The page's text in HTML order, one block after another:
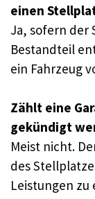
einen
Ja, sofern der
Bestandteil
ein Fahrzeug
Zählt eine
gekündigt
Meist nicht.
des
Leistungen zu